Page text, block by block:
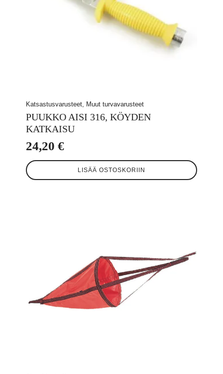
Katsastusvarusteet, Muut turvavarusteet
PUUKKO AISI 316, KÖYDEN
KATKAISU
24,20 €
LISÄÄ OSTOSKORIIN